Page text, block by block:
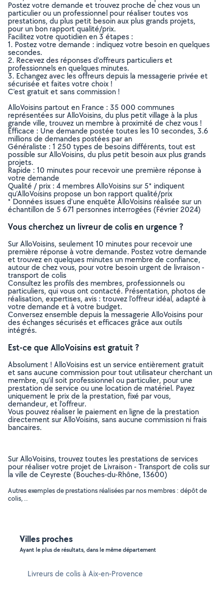
Postez votre demande et trouvez proche de chez vous un
particulier ou un professionnel pour réaliser toutes vos
prestations, du plus petit besoin aux plus grands projets,
pour un bon rapport qualité/prix.
Facilitez votre quotidien en 3 étapes :
1. Postez votre demande : indiquez votre besoin en quelques
secondes.
2. Recevez des réponses d’offreurs particuliers et
professionnels en quelques minutes.
3. Echangez avec les offreurs depuis la messagerie privée et
sécurisée et faites votre choix !
C’est gratuit et sans commission !
AlloVoisins partout en France : 35 000 communes
représentées sur AlloVoisins, du plus petit village à la plus
grande ville, trouvez un membre à proximité de chez vous !
Efficace : Une demande postée toutes les 10 secondes, 3.6
millions de demandes postées par an
Généraliste : 1 250 types de besoins différents, tout est
possible sur AlloVoisins, du plus petit besoin aux plus grands
projets.
Rapide : 10 minutes pour recevoir une première réponse à
votre demande
Qualité / prix : 4 membres AlloVoisins sur 5* indiquent
qu’AlloVoisins propose un bon rapport qualité/prix
* Données issues d’une enquête AlloVoisins réalisée sur un
échantillon de 5 671 personnes interrogées (Février 2024)
Vous cherchez un livreur de colis en urgence ?
Sur AlloVoisins, seulement 10 minutes pour recevoir une
première réponse à votre demande. Postez votre demande
et trouvez en quelques minutes un membre de confiance,
autour de chez vous, pour votre besoin urgent de livraison -
transport de colis
Consultez les profils des membres, professionnels ou
particuliers, qui vous ont contacté. Présentation, photos de
réalisation, expertises, avis : trouvez l'offreur idéal, adapté à
votre demande et à votre budget.
Conversez ensemble depuis la messagerie AlloVoisins pour
des échanges sécurisés et efficaces grâce aux outils
intégrés.
Est-ce que AlloVoisins est gratuit ?
Absolument ! AlloVoisins est un service entièrement gratuit
et sans aucune commission pour tout utilisateur cherchant un
membre, qu’il soit professionnel ou particulier, pour une
prestation de service ou une location de matériel. Payez
uniquement le prix de la prestation, fixé par vous,
demandeur, et l’offreur.
Vous pouvez réaliser le paiement en ligne de la prestation
directement sur AlloVoisins, sans aucune commission ni frais
bancaires.
Sur AlloVoisins, trouvez toutes les prestations de services
pour réaliser votre projet de Livraison - Transport de colis sur
la ville de Ceyreste (Bouches-du-Rhône, 13600)
Autres exemples de prestations réalisées par nos membres : dépôt de
colis, ..
Villes proches
Ayant le plus de résultats, dans le même département
Livreurs de colis à Aix-en-Provence